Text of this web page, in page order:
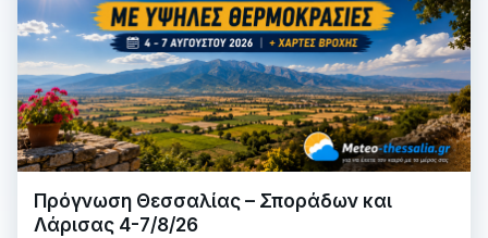
Πρόγνωση Θεσσαλίας – Σποράδων και
Λάρισας 4-7/8/26